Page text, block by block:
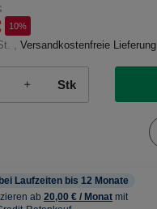
10%
, Versandkostenfreie Lieferung
Stk